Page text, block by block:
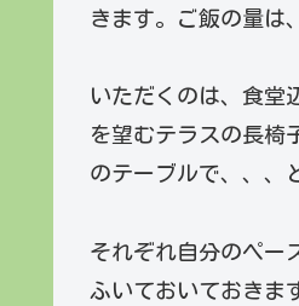
きます。ご飯の量は
いただくのは、食堂
を望むテラスの長椅
のテーブルで、、、
それぞれ自分のペー
ふいておいておきま